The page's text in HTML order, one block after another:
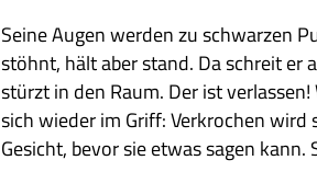
Seine Augen wer­den zu schwar­zen
stöhnt, hält aber stand. Da schreit er
stürzt in den Raum. Der ist
sich wie­der im Griff: Ver­kro­chen
Gesicht, bevor sie etwas sagen